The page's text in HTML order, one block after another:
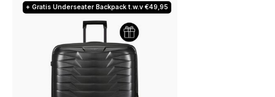
+ Gratis Underseater Backpack t.w.v €49,95